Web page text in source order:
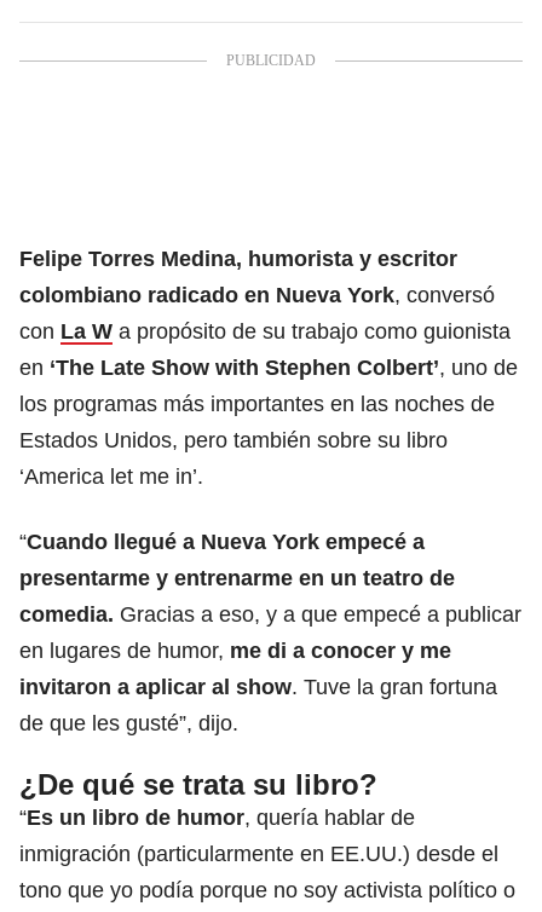
Felipe Torres Medina, humorista y escritor
colombiano radicado en Nueva York, conversó
con La W a propósito de su trabajo como guionista
en ‘The Late Show with Stephen Colbert’, uno de
los programas más importantes en las noches de
Estados Unidos, pero también sobre su libro
‘America let me in’.
“Cuando llegué a Nueva York empecé a
presentarme y entrenarme en un teatro de
comedia. Gracias a eso, y a que empecé a publicar
en lugares de humor, me di a conocer y me
invitaron a aplicar al show. Tuve la gran fortuna
de que les gusté”, dijo.
¿De qué se trata su libro?
“Es un libro de humor, quería hablar de
inmigración (particularmente en EE.UU.) desde el
tono que yo podía porque no soy activista político o